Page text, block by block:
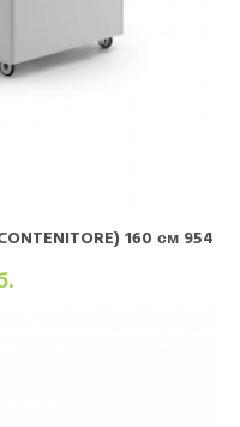
160 см 954